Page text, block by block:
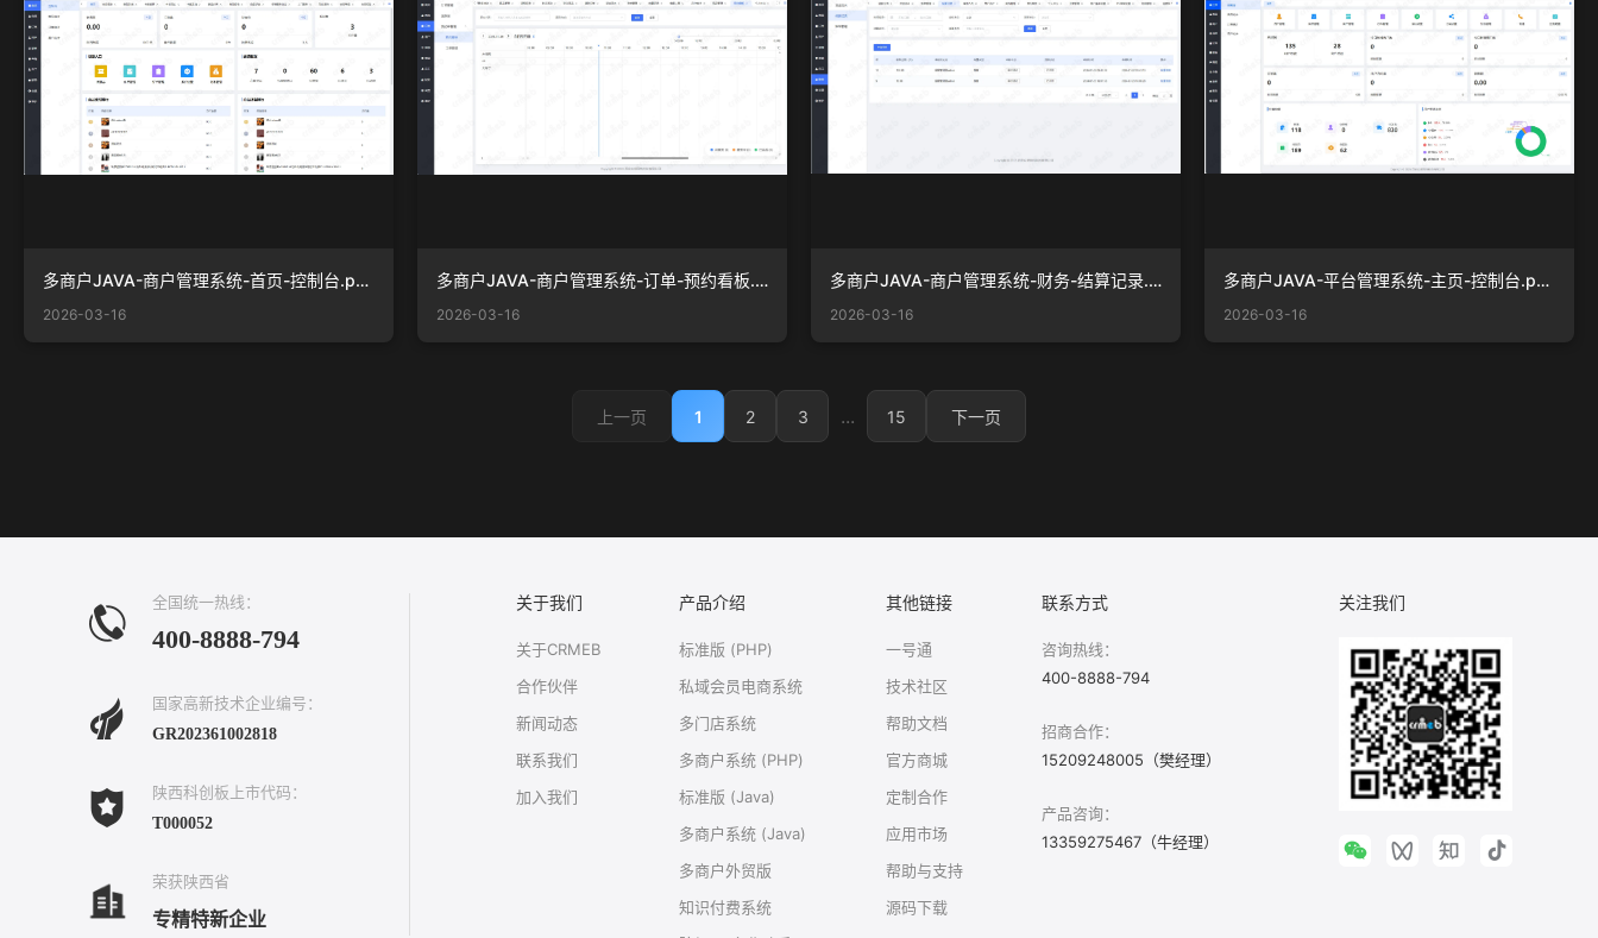
多商户JAVA-商户管理系统-首页-控制台.png
2026-03-16
多商户JAVA-商户管理系统-订单-预约看板.png
2026-03-16
多商户JAVA-商户管理系统-财务-结算记录.png
2026-03-16
多商户JAVA-平台管理系统-主页-控制台.png
2026-03-16
上一页 1 2 3 ... 15 下一页
全国统一热线：
400-8888-794
国家高新技术企业编号：
GR202361002818
陕西科创板上市代码：
T000052
荣获陕西省
专精特新企业
关于我们
关于CRMEB
合作伙伴
新闻动态
联系我们
加入我们
产品介绍
标准版 (PHP)
私域会员电商系统
多门店系统
多商户系统 (PHP)
标准版 (Java)
多商户系统 (Java)
多商户外贸版
知识付费系统
其他链接
一号通
技术社区
帮助文档
官方商城
定制合作
应用市场
帮助与支持
源码下载
联系方式
咨询热线：
400-8888-794
招商合作：
15209248005（樊经理）
产品咨询：
13359275467（牛经理）
关注我们